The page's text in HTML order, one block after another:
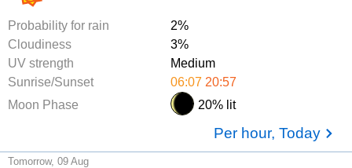
Probability for rain
2%
Cloudiness
3%
UV strength
Medium
Sunrise/Sunset
06:07 20:57
Moon Phase
20% lit
Per hour, Today
Tomorrow, 09 Aug